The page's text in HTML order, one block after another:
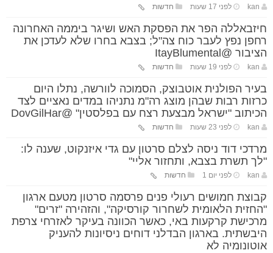
kan לפני 17 שעות חדשות
חיזבאללה הפר את הפסקת האש ושיגר ביממה האחרונה
רחפן נפץ לעבר כוח צה"ל; בצבא בחרו שלא לעדכן את
הציבור @ItayBlumental
kan לפני 19 שעות חדשות
בעיר הפולנית אוטבוצק, הסמוכה לוורשה, נתלו היום
כרזות רבות שבהן מוצג רה"מ נתניהו במדים נאציים לצד
הכיתוב "ישראל מבצעת רצח עם בפלסטין" @DovGilHar
kan לפני 23 שעות חדשות
מרדכי דוד ניסה לצלם סרטון עם גדי איזנקוט, שענה לו:
"לך תשרת בצבא, ותחזור אליי"
kan לפני יום 1 חדשות
קבוצת חמושים רעולי פנים פרסמה סרטון מטעם ארגון
"החזית הלאומית לשחרור קורסיקה", והזהירה "זרים"
מרכישת קרקעות באי, כאשר הכוונה בעיקר לאזרחי צרפת
היבשתית. בארגון הבדלני דוחים ניסיונות להעניק
אוטונומיה לא